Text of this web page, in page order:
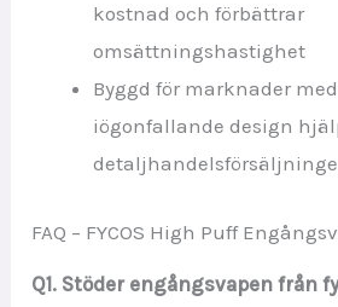
kostnad och förbättrar
omsättningshastighet
Byggd för marknader
iögonfallande design
FAQ – FYCOS High Puff
Q1. Stöder engångsvapen från